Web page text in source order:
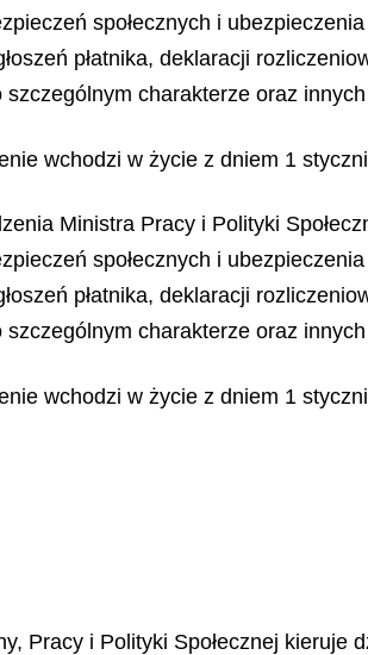
społecznych i
płatnika, deklaracji
szczególnym charakterze oraz
wchodzi w życie z dniem 1
Ministra Pracy i Polityki
społecznych i
płatnika, deklaracji
szczególnym charakterze oraz
wchodzi w życie z dniem 1
Pracy i Polityki Społecznej kieruje